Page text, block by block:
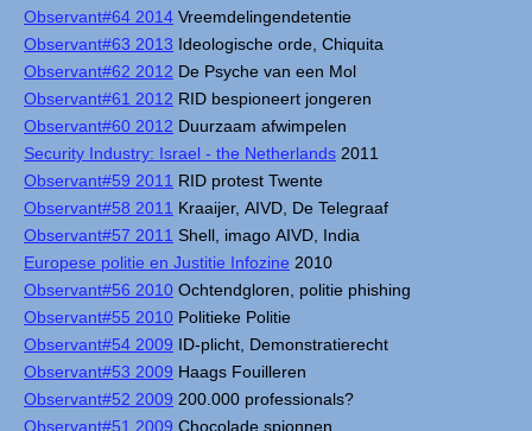
Observant#64 2014 Vreemdelingendetentie
Observant#63 2013 Ideologische orde, Chiquita
Observant#62 2012 De Psyche van een Mol
Observant#61 2012 RID bespioneert jongeren
Observant#60 2012 Duurzaam afwimpelen
Security Industry: Israel - the Netherlands 2011
Observant#59 2011 RID protest Twente
Observant#58 2011 Kraaijer, AIVD, De Telegraaf
Observant#57 2011 Shell, imago AIVD, India
Europese politie en Justitie Infozine 2010
Observant#56 2010 Ochtendgloren, politie phishing
Observant#55 2010 Politieke Politie
Observant#54 2009 ID-plicht, Demonstratierecht
Observant#53 2009 Haags Fouilleren
Observant#52 2009 200.000 professionals?
Observant#51 2009 Chocolade spionnen